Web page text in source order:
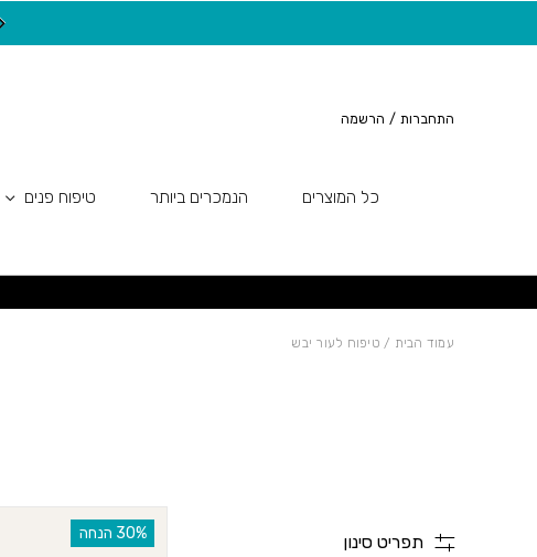
התחברות / הרשמה
כל המוצרים הנמכרים ביותר טיפוח פנים
עמוד הבית / טיפוח לעור יבש
תפריט סינון ‫30% הנחה